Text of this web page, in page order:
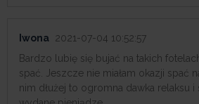
Iwona 2021-07-04 10:52:57
Bardzo lubię się bujać na takich
spać. Jeszcze nie miałam okazji spać
nim dłużej to ogromna dawka relaksu i